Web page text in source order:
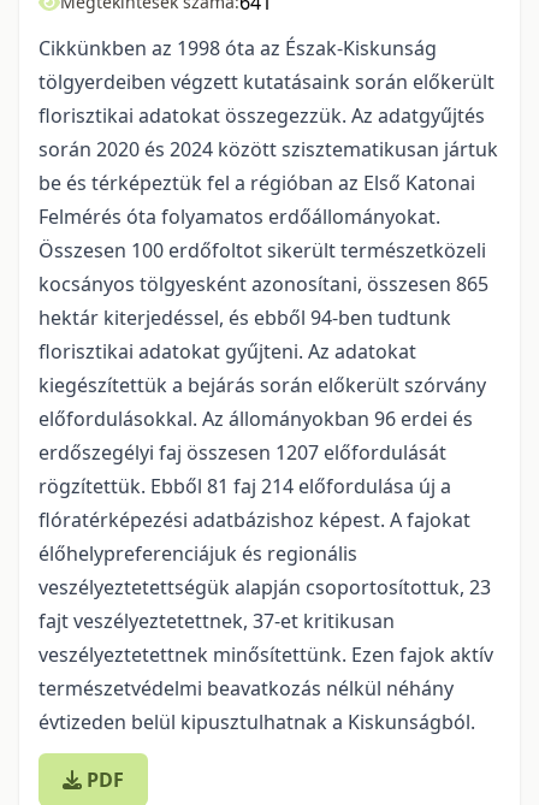
Cikkünkben az 1998 óta az Észak-Kiskunság
tölgyerdeiben végzett kutatásaink során előkerült
florisztikai adatokat összegezzük. Az adatgyűjtés
során 2020 és 2024 között szisztematikusan jártuk
be és térképeztük fel a régióban az Első Katonai
Felmérés óta folyamatos erdőállományokat.
Összesen 100 erdőfoltot sikerült természetközeli
kocsányos tölgyesként azonosítani, összesen 865
hektár kiterjedéssel, és ebből 94-ben tudtunk
florisztikai adatokat gyűjteni. Az adatokat
kiegészítettük a bejárás során előkerült szórvány
előfordulásokkal. Az állományokban 96 erdei és
erdőszegélyi faj összesen 1207 előfordulását
rögzítettük. Ebből 81 faj 214 előfordulása új a
flóratérképezési adatbázis­hoz képest. A fajokat
élőhelypreferenciájuk és regionális
veszélyeztetettségük alapján csoportosítottuk, 23
fajt veszélyeztetettnek, 37-et kritikusan
veszélyeztetettnek minősítettünk. Ezen fajok aktív
természet­védelmi beavatkozás nélkül néhány
évtizeden belül kipusztulhatnak a Kiskunságból.
PDF